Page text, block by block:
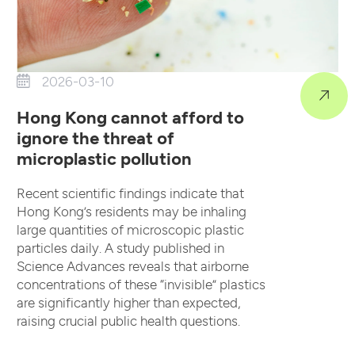
2026-03-10
Hong Kong cannot afford to
ignore the threat of
microplastic pollution
Recent scientific findings indicate that
Hong Kong’s residents may be inhaling
large quantities of microscopic plastic
particles daily. A study published in
Science Advances reveals that airborne
concentrations of these “invisible” plastics
are significantly higher than expected,
raising crucial public health questions.